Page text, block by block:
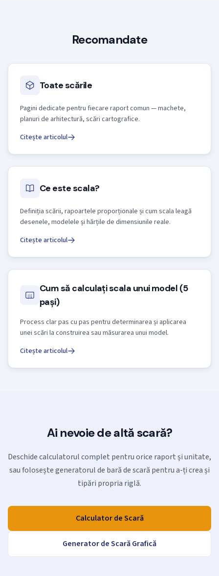
Recomandate
Toate scările
Pagini dedicate pentru fiecare raport comun — machete,
planuri de arhitectură, scări cartografice.
Citește articolul
Ce este scala?
Definiția scării, rapoartele proporționale și cum scala leagă
desenele, modelele și hărțile de dimensiunile reale.
Citește articolul
Cum să calculați scala unui model (5
pași)
Process clar pas cu pas pentru determinarea și aplicarea
unei scări la construirea sau măsurarea unui model.
Citește articolul
Ai nevoie de altă scară?
Deschide calculatorul complet pentru orice raport și unitate,
sau folosește generatorul de bară de scară pentru a-ți crea și
tipări propria riglă.
Calculator de Scară
Generator de Scară Grafică